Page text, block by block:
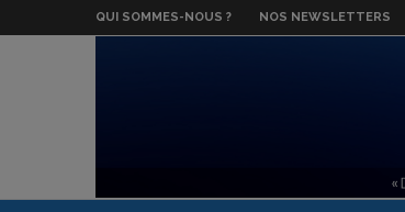
QUI SOMMES-NOUS ? NOS NEWSLETTERS